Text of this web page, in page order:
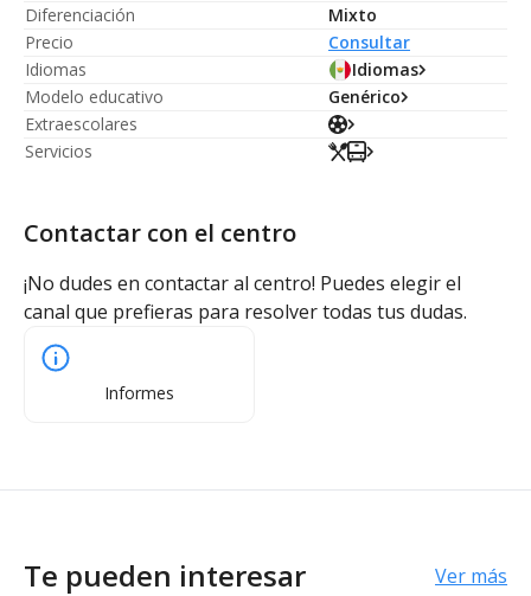
Diferenciación
Mixto
Precio
Consultar
Idiomas
Idiomas
Modelo educativo
Genérico
Extraescolares
Servicios
Contactar con el centro
¡No dudes en contactar al centro! Puedes elegir el
canal que prefieras para resolver todas tus dudas.
Informes
Te pueden interesar Ver más